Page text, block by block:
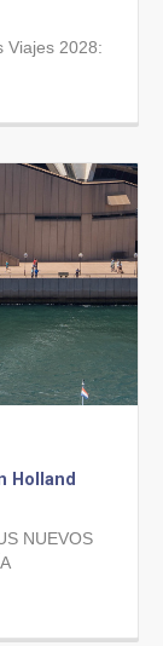
Viajes 2028:
Holland
NUEVOS